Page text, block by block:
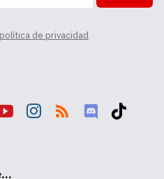
política de privacidad